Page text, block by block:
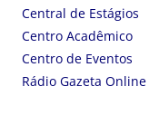
Central de Estágios
Centro Acadêmico
Centro de Eventos
Rádio Gazeta Online